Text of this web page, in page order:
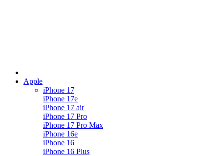
Apple
iPhone 17
iPhone 17e
iPhone 17 air
iPhone 17 Pro
iPhone 17 Pro Max
iPhone 16e
iPhone 16
iPhone 16 Plus